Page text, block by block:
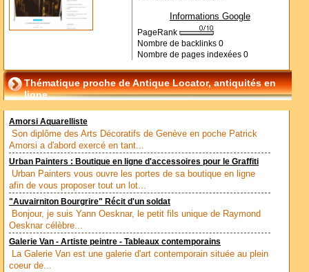
Informations Google
PageRank
Nombre de backlinks 0
Nombre de pages indexées 0
Thématique proche de Antique Locator, antiquités en
ligne
Amorsi Aquarelliste
Son diplôme des Arts Décoratifs de Genève en poche Patrick
Amorsi a d'abord exercé en tant...
Urban Painters : Boutique en ligne d'accessoires pour le Graffiti
Urban Painters vous ouvre les portes de sa boutique en ligne
afin de vous proposer tout un lot...
"Auvairniton Bourgrire" Récit d'un soldat
Bonjour, je suis Yann Oesknar, le petit fils unique de Raymond
Oesknar célèbre...
Galerie Van - Artiste peintre - Tableaux contemporains
La Galerie Van est une galerie d'art contemporain située au plein
coeur de...